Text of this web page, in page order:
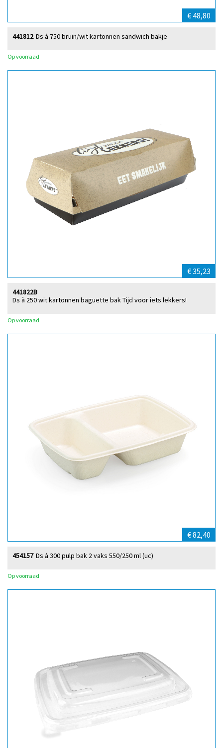
€ 48,80
Ds à 750 bruin/wit kartonnen sandwich bakje
441812
Op voorraad
€ 35,23
Ds à 250 wit kartonnen baguette bak Tijd voor iets lekkers!
441822B
Op voorraad
€ 82,40
Ds à 300 pulp bak 2 vaks 550/250 ml (uc)
454157
Op voorraad